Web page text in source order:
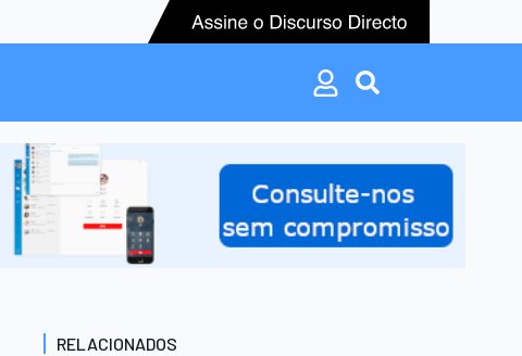
Search
Search
for:
RELACIONADOS